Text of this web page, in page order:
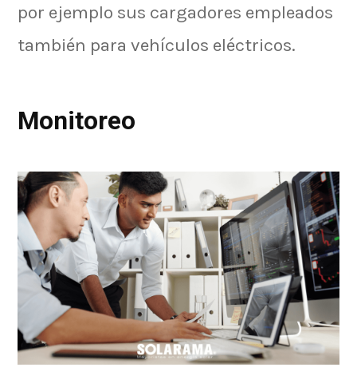
por ejemplo sus cargadores empleados
también para vehículos eléctricos.
Monitoreo